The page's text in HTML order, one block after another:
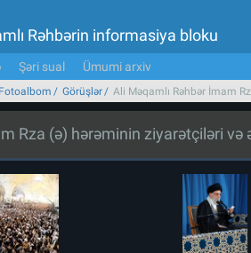
Rəhbərin informasiya bloku
Şəri sual Ümumi arxiv
Fotoalbom Görüşlər Ali Məqamlı Rəhbər İmam
Rza (ə) hərəminin ziyarətçiləri